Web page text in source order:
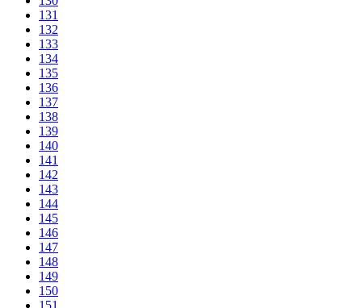
131
132
133
134
135
136
137
138
139
140
141
142
143
144
145
146
147
148
149
150
151